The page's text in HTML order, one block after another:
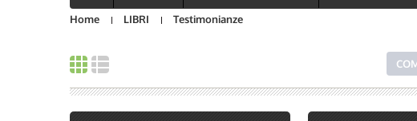
Home LIBRI Testimonianze